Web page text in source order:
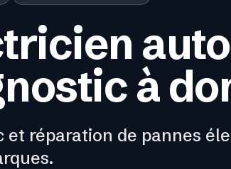
à
et réparation de pannes